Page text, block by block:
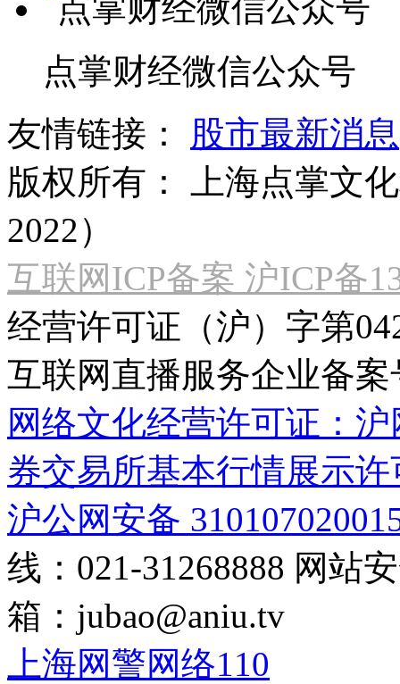
点掌财经微信公众号
友情链接：
股市最新消息
版权所有：
上海点掌文
2022）
互联网ICP备案 沪ICP备
经营许可证（沪）字第
互联网直播服务企业备案
网络文化经营许可证：
券交易所基本行情展示许
沪公网安备
线：021-31268888 网站
箱： jubao@aniu.tv
上海网警网络110